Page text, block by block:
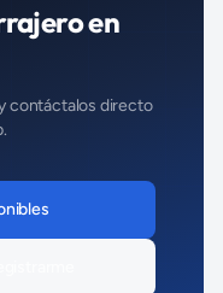
en
contáctalos directo